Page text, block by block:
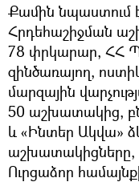
Քամին նպաստում
Հրդեհաշիջման
78 փրկարար, ՀՀ
զինծառայող,
մարզային
50 աշխատակից,
և «Ինտեր Ակվա»
աշխատակիցները,
Ուրցաձոր